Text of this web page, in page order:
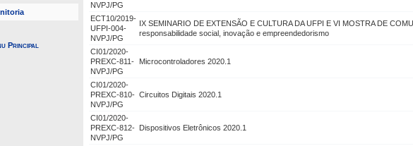
Principal
NVPJ/PG
ECT10/2019-
UFPI-004-
NVPJ/PG
IX SEMINARIO DE EXTENSÃO E CULTURA DA UFPI E VI MOSTRA DE
responsabilidade social, inovação e empreendedorismo
CI01/2020-
PREXC-811-
NVPJ/PG
Microcontroladores 2020.1
CI01/2020-
PREXC-810-
NVPJ/PG
Circuitos Digitais 2020.1
CI01/2020-
PREXC-812-
NVPJ/PG
Dispositivos Eletrônicos 2020.1